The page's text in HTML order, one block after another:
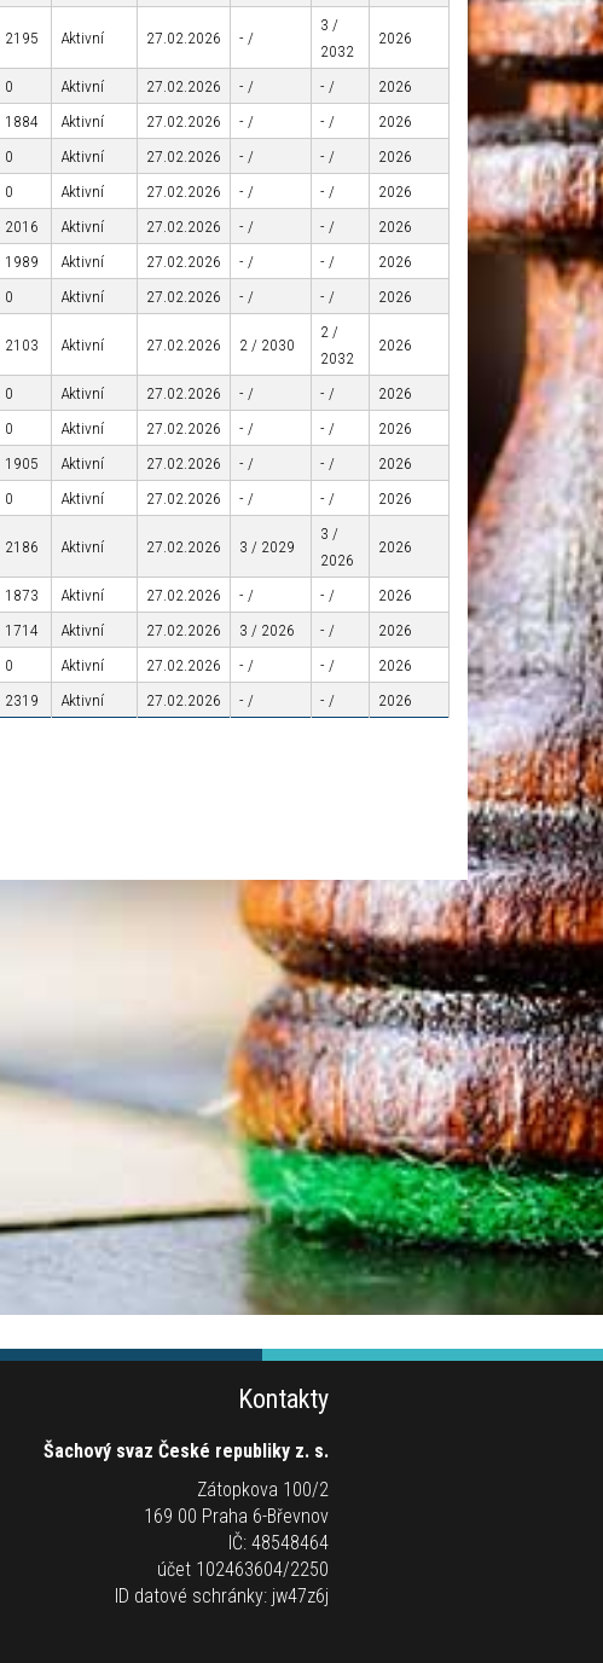
2195 Aktivní 27.02.2026 - /
3 /
2032
2026
0 Aktivní 27.02.2026 - / - /
2026
1884 Aktivní 27.02.2026 - / - /
2026
0 Aktivní 27.02.2026 - / - /
2026
0 Aktivní 27.02.2026 - / - /
2026
2016 Aktivní 27.02.2026 - / - /
2026
1989 Aktivní 27.02.2026 - / - /
2026
0 Aktivní 27.02.2026 - / - / 2026
2103 Aktivní 27.02.2026 2 / 2030
2 /
2032
2026
0 Aktivní 27.02.2026 - / - /
2026
0 Aktivní 27.02.2026 - / - /
2026
1905 Aktivní 27.02.2026 - / - /
2026
0 Aktivní 27.02.2026 - / - / 2026
2186 Aktivní 27.02.2026 3 / 2029
3 /
2026
2026
1873 Aktivní 27.02.2026 - / - /
2026
1714 Aktivní 27.02.2026 3 / 2026 - /
2026
0 Aktivní 27.02.2026 - / - /
2026
2319 Aktivní 27.02.2026 - / - / 2026
Kontakty
Šachový svaz České republiky z. s.
Zátopkova 100/2
169 00 Praha 6-Břevnov
IČ: 48548464
účet 102463604/2250
ID datové schránky: jw47z6j